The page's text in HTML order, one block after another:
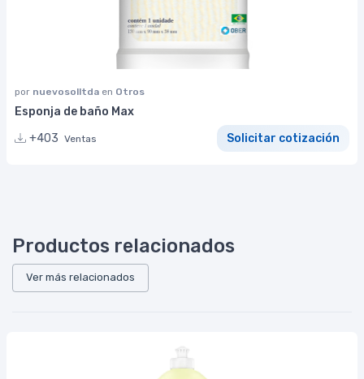
por nuevosolltda en Otros
Esponja de baño Max
+403 Ventas Solicitar cotización
Productos relacionados
Ver más relacionados